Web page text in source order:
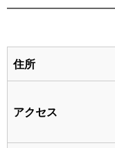
住所
アクセス